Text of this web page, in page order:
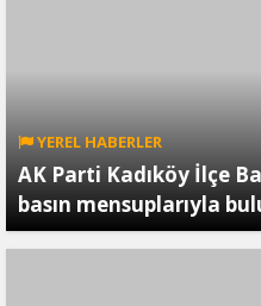
YEREL HABERLER
AK Parti Kadıköy İlçe
basın mensuplarıyla